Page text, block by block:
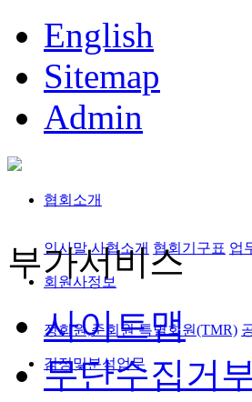
English
Sitemap
Admin
협회소개
인사말 사협소개 협회기구표 업
회원사정보
정회원,준회원 특별회원(TMR)
검정및분석업무
부가서비스
사이트맵
무단수집거